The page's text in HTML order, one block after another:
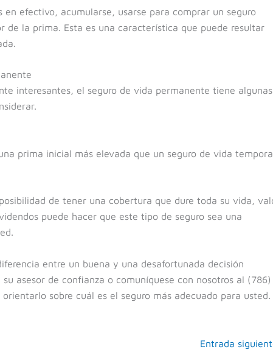
en efectivo, acumularse, usarse para comprar un seguro
de la prima. Esta es una característica que puede resultar
interesantes, el seguro de vida permanente tiene algunas
prima inicial más elevada que un seguro de vida
de tener una cobertura que dure toda su vida,
puede hacer que este tipo de seguro sea una
entre un buena y una desafortunada decisión
asesor de confianza o comuníquese con nosotros al (786)
sobre cuál es el seguro más adecuado para usted.
Entrada